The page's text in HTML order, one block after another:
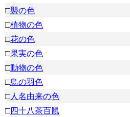
□襲の色
□植物の色
□花の色
□果実の色
□動物の色
□鳥の羽色
□人名由来の色
□四十八茶百鼠